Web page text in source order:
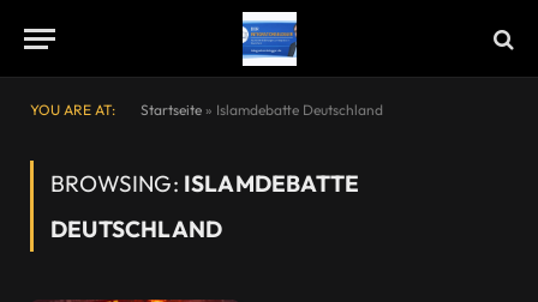
YOU ARE AT: Startseite » Islamdebatte Deutschland
BROWSING: ISLAMDEBATTE
DEUTSCHLAND